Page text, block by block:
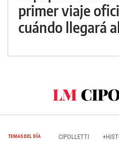
primer viaje
cuándo llegará
TEMAS DEL DÍA CIPOLLETTI